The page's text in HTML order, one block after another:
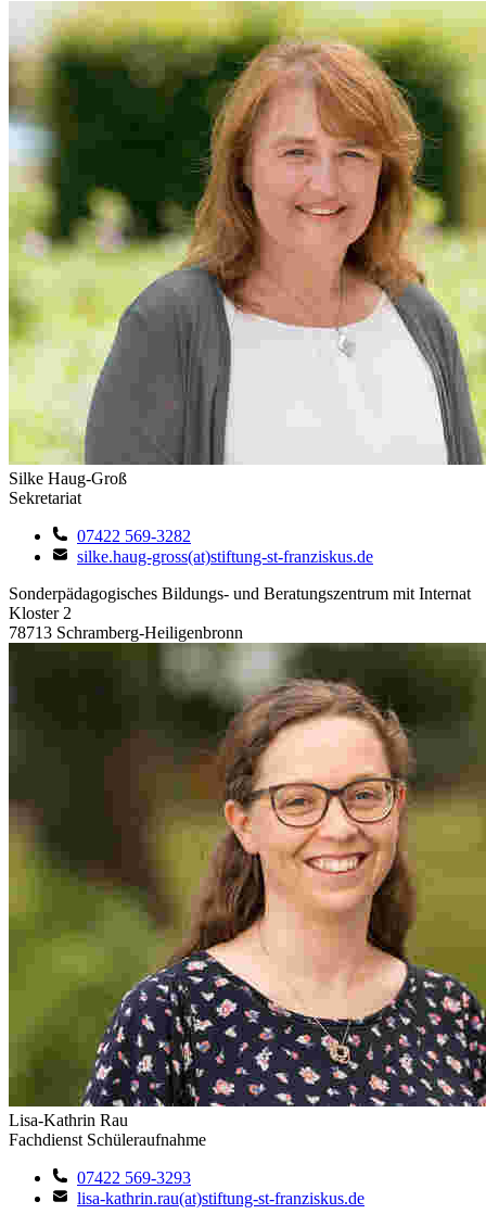
Silke Haug-Groß
Sekretariat
07422 569-3282
silke.haug-gross(at)stiftung-st-franziskus.de
Sonderpädagogisches Bildungs- und Beratungszentrum mit Internat
Kloster 2
78713 Schramberg-Heiligenbronn
Lisa-Kathrin Rau
Fachdienst Schüleraufnahme
07422 569-3293
lisa-kathrin.rau(at)stiftung-st-franziskus.de